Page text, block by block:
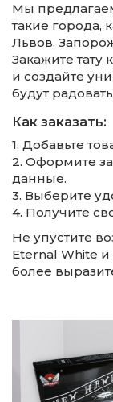
Мы
такие города,
Львов,
Закажите тату
и создайте
будут
Как заказать:
1. Добавьте
2. Оформите
данные.
3. Выберите
4. Получите
Не упустите
Eternal White
более